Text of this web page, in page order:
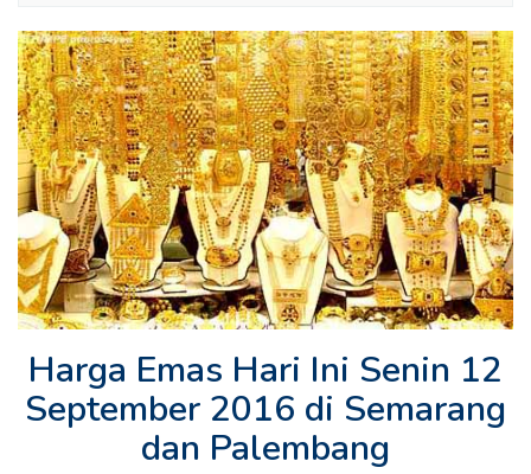
Harga Emas Hari Ini Senin 12
September 2016 di Semarang
dan Palembang